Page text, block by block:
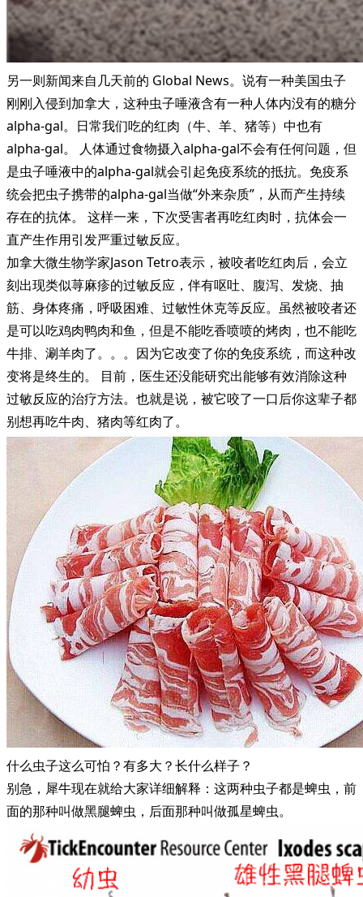
另一则新闻来自几天前的 Global News。说有一种美国虫子
刚刚入侵到加拿大，这种虫子唾液含有一种人体内没有的糖分
alpha-gal。日常我们吃的红肉（牛、羊、猪等）中也有
alpha-gal。 人体通过食物摄入alpha-gal不会有任何问题，但
是虫子唾液中的alpha-gal就会引起免疫系统的抵抗。免疫系
统会把虫子携带的alpha-gal当做“外来杂质”，从而产生持续
存在的抗体。 这样一来，下次受害者再吃红肉时，抗体会一
直产生作用引发严重过敏反应。
加拿大微生物学家Jason Tetro表示，被咬者吃红肉后，会立
刻出现类似荨麻疹的过敏反应，伴有呕吐、腹泻、发烧、抽
筋、身体疼痛，呼吸困难、过敏性休克等反应。虽然被咬者还
是可以吃鸡肉鸭肉和鱼，但是不能吃香喷喷的烤肉，也不能吃
牛排、涮羊肉了。。。因为它改变了你的免疫系统，而这种改
变将是终生的。 目前，医生还没能研究出能够有效消除这种
过敏反应的治疗方法。也就是说，被它咬了一口后你这辈子都
别想再吃牛肉、猪肉等红肉了。
什么虫子这么可怕？有多大？长什么样子？
别急，犀牛现在就给大家详细解释：这两种虫子都是蜱虫，前
面的那种叫做黑腿蜱虫，后面那种叫做孤星蜱虫。